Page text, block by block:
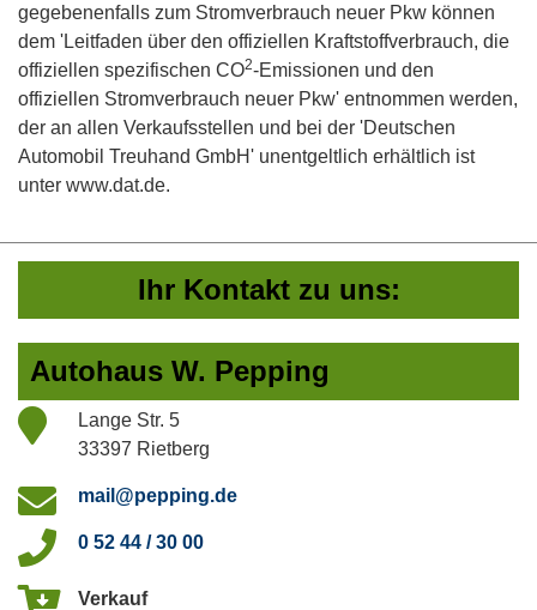
gegebenenfalls zum Stromverbrauch neuer Pkw können
dem 'Leitfaden über den offiziellen Kraftstoffverbrauch, die
offiziellen spezifischen CO2-Emissionen und den
offiziellen Stromverbrauch neuer Pkw' entnommen werden,
der an allen Verkaufsstellen und bei der 'Deutschen
Automobil Treuhand GmbH' unentgeltlich erhältlich ist
unter www.dat.de.
Ihr Kontakt zu uns:
Autohaus W. Pepping
Lange Str. 5
33397 Rietberg
mail@pepping.de
0 52 44 / 30 00
Verkauf